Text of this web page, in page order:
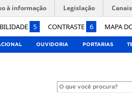
5 CONTRASTE 6 MAPA
à informação Legislação Canais
OUVIDORIA PORTARIAS